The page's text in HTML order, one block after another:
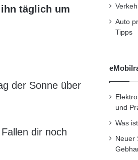
täglich um
der Sonne über
dir noch
Auto
Tipps
und
Was
Neuer